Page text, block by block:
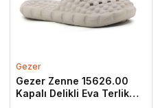
Gezer
Gezer Zenne 15626.00
Kapalı Delikli Eva Terlik